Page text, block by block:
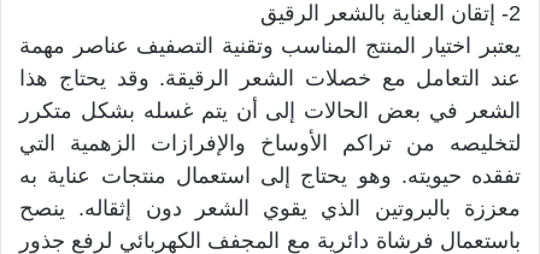
2- إتقان العناية بالشعر الرقيق
يعتبر اختيار المنتج المناسب وتقنية التصفيف عناصر مهمة
عند التعامل مع خصلات الشعر الرقيقة. وقد يحتاج هذا
الشعر في بعض الحالات إلى أن يتم غسله بشكل متكرر
لتخليصه من تراكم الأوساخ والإفرازات الزهمية التي
تفقده حيويته. وهو يحتاج إلى استعمال منتجات عناية به
معززة بالبروتين الذي يقوي الشعر دون إثقاله. ينصح
باستعمال فرشاة دائرية مع المجفف الكهربائي لرفع جذور